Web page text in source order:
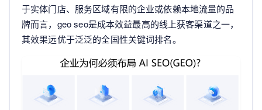
于实体门店、服务区域有限的企业或依赖本地流量的品
牌而言，geo seo是成本效益最高的线上获客渠道之一，
其效果远优于泛泛的全国性关键词排名。